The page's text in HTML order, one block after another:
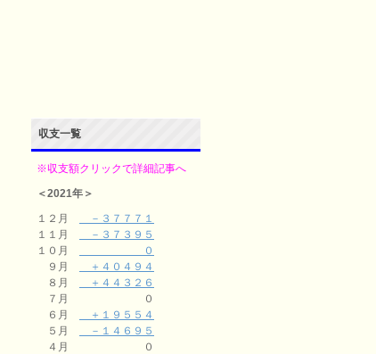
収支一覧
※収支額クリックで詳細記事へ
＜2021年＞
１２月
－３７７７１
１１月
－３７３９５
１０月
０
９月
＋４０４９４
８月
＋４４３２６
７月 ０
６月
＋１９５５４
５月
－１４６９５
４月 ０